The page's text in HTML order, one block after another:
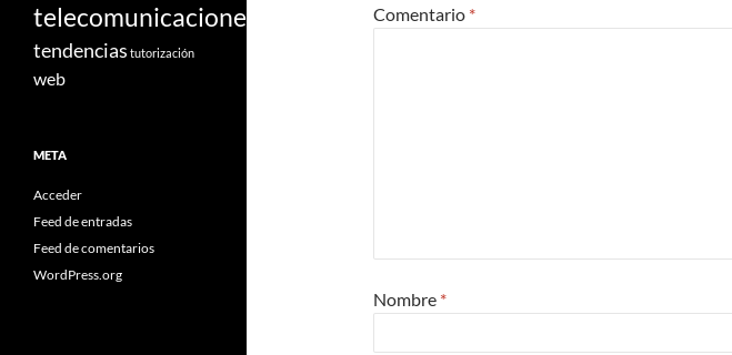
Comentario *
Nombre *
telecomunicaciones
tendencias tutorización
web
META
Acceder
Feed de entradas
Feed de comentarios
WordPress.org